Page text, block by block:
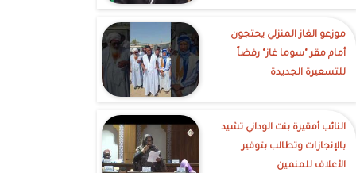
موزعو الغاز المنزلي يحتجون
أمام مقر "سوما غاز" رفضاً
للتسعيرة الجديدة
النائب أمقيرة بنت الوداني تشيد
بالإنجازات وتطالب بتوفير
الأعلاف للمنمين